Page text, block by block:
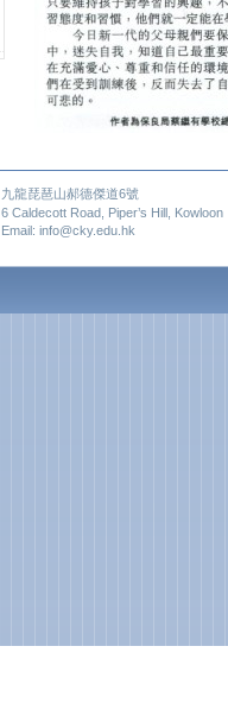
九龍琵琶山郝德傑道6號
6 Caldecott Road, Piper’s Hill, Kowloon
Email: info@cky.edu.hk